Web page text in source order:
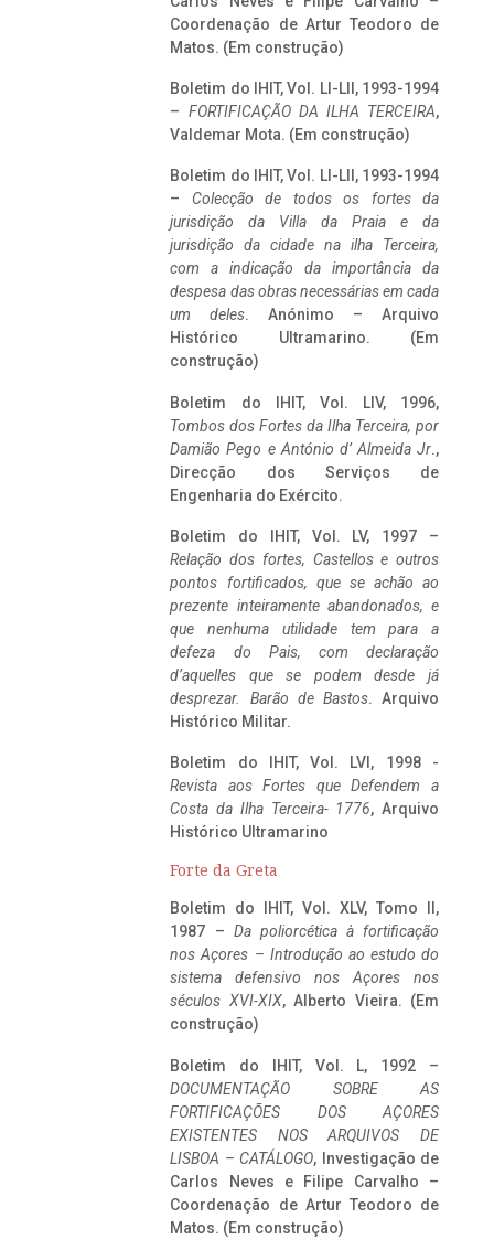
Coordenação de Artur Teodoro de
Matos. (Em construção)
Boletim do IHIT, Vol. LI-LII, 1993-1994
– FORTIFICAÇÃO DA ILHA TERCEIRA,
Valdemar Mota. (Em construção)
Boletim do IHIT, Vol. LI-LII, 1993-1994
– Colecção de todos os fortes da
jurisdição da Villa da Praia e da
jurisdição da cidade na ilha Terceira,
com a indicação da importância da
despesa das obras necessárias em cada
um deles. Anónimo – Arquivo
Histórico Ultramarino. (Em
construção)
Boletim do IHIT, Vol. LIV, 1996,
Tombos dos Fortes da Ilha Terceira, por
Damião Pego e António d’ Almeida Jr.,
Direcção dos Serviços de
Engenharia do Exército.
Boletim do IHIT, Vol. LV, 1997 –
Relação dos fortes, Castellos e outros
pontos fortificados, que se achão ao
prezente inteiramente abandonados, e
que nenhuma utilidade tem para a
defeza do Pais, com declaração
d’aquelles que se podem desde já
desprezar. Barão de Bastos. Arquivo
Histórico Militar.
Boletim do IHIT, Vol. LVI, 1998 -
Revista aos Fortes que Defendem a
Costa da Ilha Terceira- 1776, Arquivo
Histórico Ultramarino
Forte da Greta
Boletim do IHIT, Vol. XLV, Tomo II,
1987 – Da poliorcética à fortificação
nos Açores – Introdução ao estudo do
sistema defensivo nos Açores nos
séculos XVI-XIX, Alberto Vieira. (Em
construção)
Boletim do IHIT, Vol. L, 1992 –
DOCUMENTAÇÃO SOBRE AS
FORTIFICAÇÕES DOS AÇORES
EXISTENTES NOS ARQUIVOS DE
LISBOA – CATÁLOGO, Investigação de
Carlos Neves e Filipe Carvalho –
Coordenação de Artur Teodoro de
Matos. (Em construção)